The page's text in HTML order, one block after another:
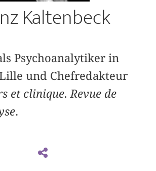
Kaltenbeck
Psychoanalytiker in
und Chefredakteur
et clinique. Revue de
.